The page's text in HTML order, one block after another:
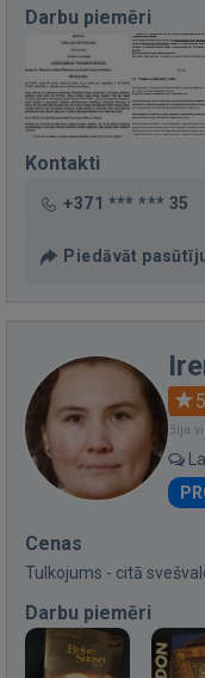
Darbu piemēri
Kontakti
+371 *** *** 35
Piedāvāt
Bija
Cenas
Tulkojums - citā
Darbu piemēri